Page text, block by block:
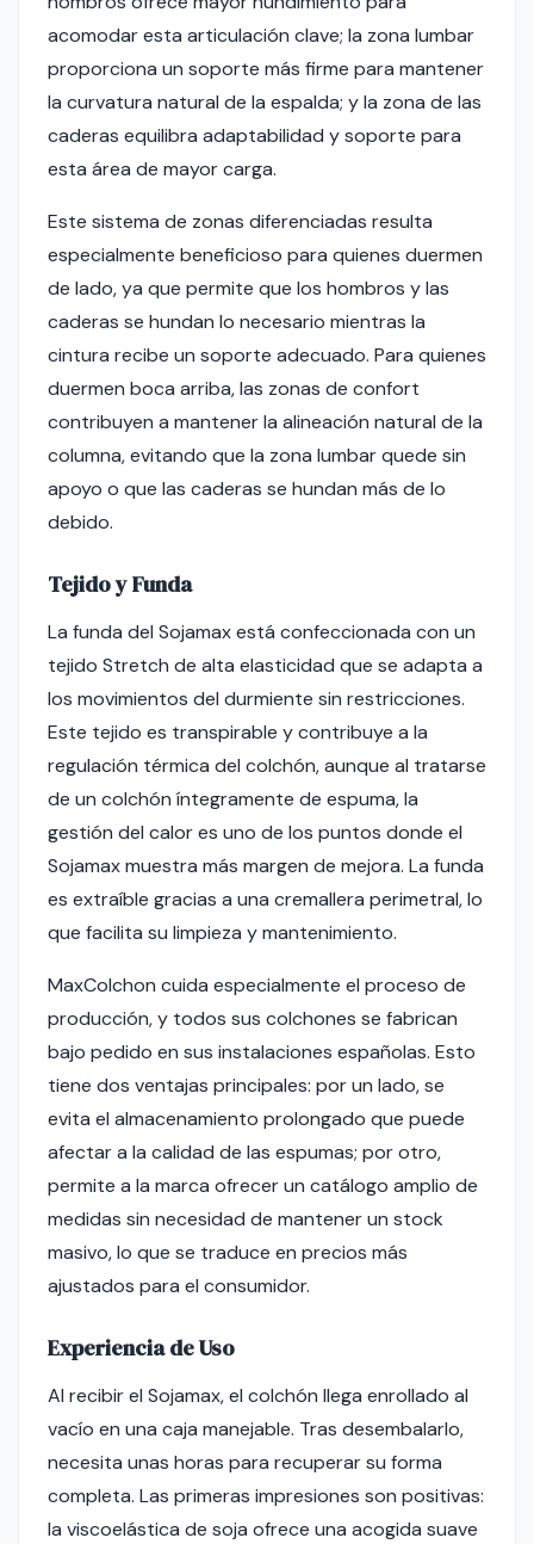
acomodar esta articulación clave; la zona lumbar
proporciona un soporte más firme para mantener
la curvatura natural de la espalda; y la zona de las
caderas equilibra adaptabilidad y soporte para
esta área de mayor carga.
Este sistema de zonas diferenciadas resulta
especialmente beneficioso para quienes duermen
de lado, ya que permite que los hombros y las
caderas se hundan lo necesario mientras la
cintura recibe un soporte adecuado. Para quienes
duermen boca arriba, las zonas de confort
contribuyen a mantener la alineación natural de la
columna, evitando que la zona lumbar quede sin
apoyo o que las caderas se hundan más de lo
debido.
Tejido y Funda
La funda del Sojamax está confeccionada con un
tejido Stretch de alta elasticidad que se adapta a
los movimientos del durmiente sin restricciones.
Este tejido es transpirable y contribuye a la
regulación térmica del colchón, aunque al tratarse
de un colchón íntegramente de espuma, la
gestión del calor es uno de los puntos donde el
Sojamax muestra más margen de mejora. La funda
es extraíble gracias a una cremallera perimetral, lo
que facilita su limpieza y mantenimiento.
MaxColchon cuida especialmente el proceso de
producción, y todos sus colchones se fabrican
bajo pedido en sus instalaciones españolas. Esto
tiene dos ventajas principales: por un lado, se
evita el almacenamiento prolongado que puede
afectar a la calidad de las espumas; por otro,
permite a la marca ofrecer un catálogo amplio de
medidas sin necesidad de mantener un stock
masivo, lo que se traduce en precios más
ajustados para el consumidor.
Experiencia de Uso
Al recibir el Sojamax, el colchón llega enrollado al
vacío en una caja manejable. Tras desembalarlo,
necesita unas horas para recuperar su forma
completa. Las primeras impresiones son positivas:
la viscoelástica de soja ofrece una acogida suave